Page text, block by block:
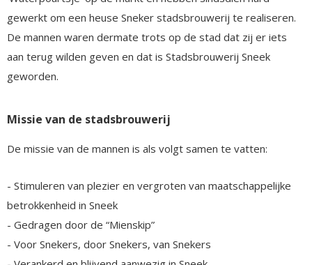
gewerkt om een heuse Sneker stadsbrouwerij te realiseren.
De mannen waren dermate trots op de stad dat zij er iets
aan terug wilden geven en dat is Stadsbrouwerij Sneek
geworden.
Missie van de stadsbrouwerij
De missie van de mannen is als volgt samen te vatten:
- Stimuleren van plezier en vergroten van maatschappelijke
betrokkenheid in Sneek
- Gedragen door de “Mienskip”
- Voor Snekers, door Snekers, van Snekers